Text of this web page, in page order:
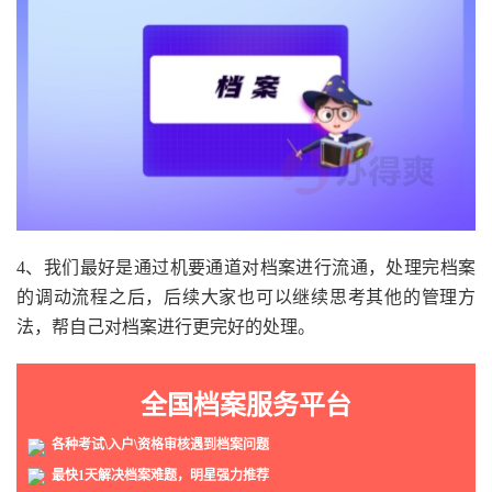
4、我们最好是通过机要通道对档案进行流通，处理完档案
的调动流程之后，后续大家也可以继续思考其他的管理方
法，帮自己对档案进行更完好的处理。
全国档案服务平台
各种考试\入户\资格审核遇到档案问题
最快1天解决档案难题，明星强力推荐